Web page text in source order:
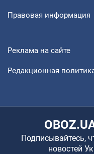
Правовая информация
Реклама на сайте
Редакционная
Подписывайтесь,
новостей